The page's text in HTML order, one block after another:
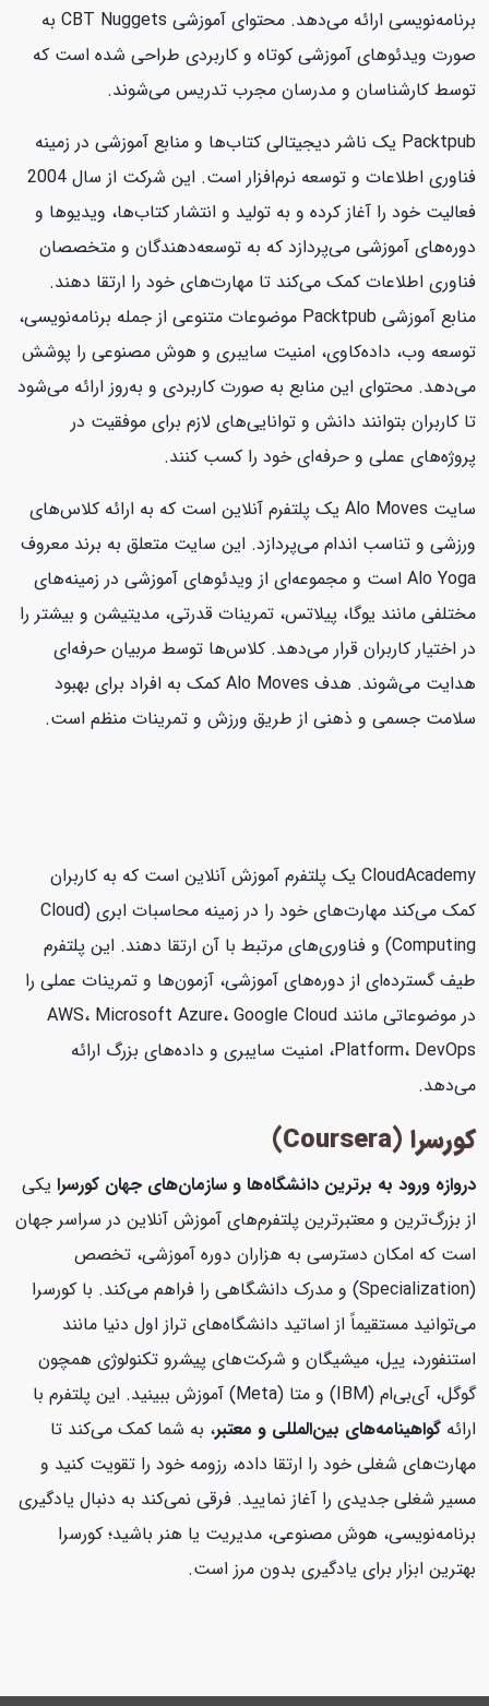
برنامه‌نویسی ارائه می‌دهد. محتوای آموزشی CBT Nuggets به
صورت ویدئوهای آموزشی کوتاه و کاربردی طراحی شده است که
توسط کارشناسان و مدرسان مجرب تدریس می‌شوند.
Packtpub یک ناشر دیجیتالی کتاب‌ها و منابع آموزشی در زمینه
فناوری اطلاعات و توسعه نرم‌افزار است. این شرکت از سال 2004
فعالیت خود را آغاز کرده و به تولید و انتشار کتاب‌ها، ویدیوها و
دوره‌های آموزشی می‌پردازد که به توسعه‌دهندگان و متخصصان
فناوری اطلاعات کمک می‌کند تا مهارت‌های خود را ارتقا دهند.
منابع آموزشی Packtpub موضوعات متنوعی از جمله برنامه‌نویسی،
توسعه وب، داده‌کاوی، امنیت سایبری و هوش مصنوعی را پوشش
می‌دهد. محتوای این منابع به صورت کاربردی و به‌روز ارائه می‌شود
تا کاربران بتوانند دانش و توانایی‌های لازم برای موفقیت در
پروژه‌های عملی و حرفه‌ای خود را کسب کنند.
سایت Alo Moves یک پلتفرم آنلاین است که به ارائه کلاس‌های
ورزشی و تناسب اندام می‌پردازد. این سایت متعلق به برند معروف
Alo Yoga است و مجموعه‌ای از ویدئوهای آموزشی در زمینه‌های
مختلفی مانند یوگا، پیلاتس، تمرینات قدرتی، مدیتیشن و بیشتر را
در اختیار کاربران قرار می‌دهد. کلاس‌ها توسط مربیان حرفه‌ای
هدایت می‌شوند. هدف Alo Moves کمک به افراد برای بهبود
سلامت جسمی و ذهنی از طریق ورزش و تمرینات منظم است.
CloudAcademy یک پلتفرم آموزش آنلاین است که به کاربران
کمک می‌کند مهارت‌های خود را در زمینه محاسبات ابری (Cloud
Computing) و فناوری‌های مرتبط با آن ارتقا دهند. این پلتفرم
طیف گسترده‌ای از دوره‌های آموزشی، آزمون‌ها و تمرینات عملی را
در موضوعاتی مانند AWS، Microsoft Azure، Google Cloud
Platform، DevOps، امنیت سایبری و داده‌های بزرگ ارائه
می‌دهد.
کورسرا (Coursera)
دروازه ورود به برترین دانشگاه‌ها و سازمان‌های جهان کورسرایکی
از بزرگ‌ترین و معتبرترین پلتفرم‌های آموزش آنلاین در سراسر جهان
است که امکان دسترسی به هزاران دوره آموزشی، تخصص
(Specialization) و مدرک دانشگاهی را فراهم می‌کند. با کورسرا
می‌توانید مستقیماً از اساتید دانشگاه‌های تراز اول دنیا مانند
استنفورد، ییل، میشیگان و شرکت‌های پیشرو تکنولوژی همچون
گوگل، آی‌بی‌ام (IBM) و متا (Meta) آموزش ببینید. این پلتفرم با
ارائهگواهینامه‌های بین‌المللی و معتبر، به شما کمک می‌کند تا
مهارت‌های شغلی خود را ارتقا داده، رزومه خود را تقویت کنید و
مسیر شغلی جدیدی را آغاز نمایید. فرقی نمی‌کند به دنبال یادگیری
برنامه‌نویسی، هوش مصنوعی، مدیریت یا هنر باشید؛ کورسرا
بهترین ابزار برای یادگیری بدون مرز است.